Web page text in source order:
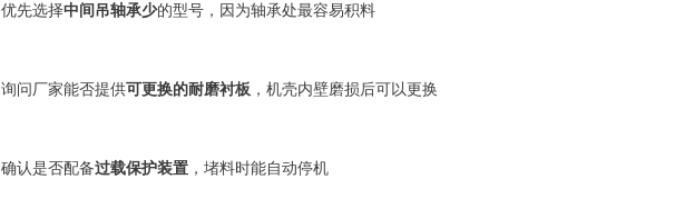
优先选择中间吊轴承少的型号，因为轴承处最容易积料
询问厂家能否提供可更换的耐磨衬板 ，机壳内壁磨损后可以更换
确认是否配备过载保护装置 ，堵料时能自动停机